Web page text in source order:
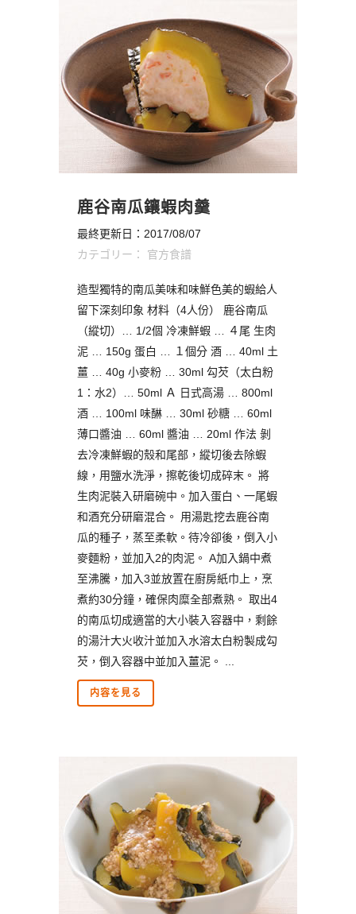
鹿谷南瓜鑲蝦肉羹
最終更新日：2017/08/07
カテゴリー： 官方食譜
造型獨特的南瓜美味和味鮮色美的蝦給人
留下深刻印象 材料（4人份） 鹿谷南瓜
（縱切）… 1/2個 冷凍鮮蝦 … ４尾 生肉
泥 … 150g 蛋白 … １個分 酒 … 40ml 土
薑 … 40g 小麥粉 … 30ml 勾芡（太白粉
1：水2）… 50ml Ａ 日式高湯 … 800ml
酒 … 100ml 味醂 … 30ml 砂糖 … 60ml
薄口醬油 … 60ml 醬油 … 20ml 作法 剝
去冷凍鮮蝦的殼和尾部，縱切後去除蝦
線，用鹽水洗淨，擦乾後切成碎末。 將
生肉泥裝入研磨碗中。加入蛋白、一尾蝦
和酒充分研磨混合。 用湯匙挖去鹿谷南
瓜的種子，蒸至柔軟。待冷卻後，倒入小
麥麵粉，並加入2的肉泥。 A加入鍋中煮
至沸騰，加入3並放置在廚房紙巾上，烹
煮約30分鐘，確保肉糜全部煮熟。 取出4
的南瓜切成適當的大小裝入容器中，剩餘
的湯汁大火收汁並加入水溶太白粉製成勾
芡，倒入容器中並加入薑泥。 ...
内容を見る